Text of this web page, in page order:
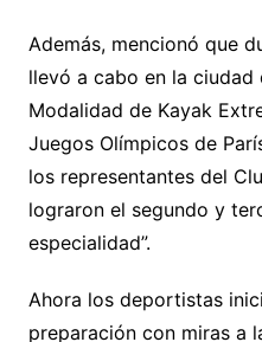
Además, mencionó que
llevó a cabo en la ciudad
Modalidad de Kayak
Juegos Olímpicos de
los representantes del
lograron el segundo y
especialidad”.
Ahora los deportistas
preparación con miras a